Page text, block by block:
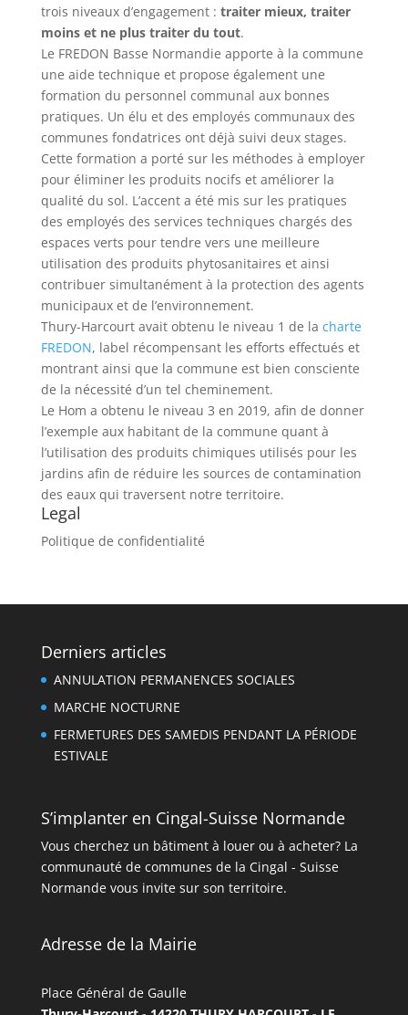
trois niveaux d’engagement : traiter mieux, traiter
moins et ne plus traiter du tout.
Le FREDON Basse Normandie apporte à la commune
une aide technique et propose également une
formation du personnel communal aux bonnes
pratiques. Un élu et des employés communaux des
communes fondatrices ont déjà suivi deux stages.
Cette formation a porté sur les méthodes à employer
pour éliminer les produits nocifs et améliorer la
qualité du sol. L’accent a été mis sur les pratiques
des employés des services techniques chargés des
espaces verts pour tendre vers une meilleure
utilisation des produits phytosanitaires et ainsi
contribuer simultanément à la protection des agents
municipaux et de l’environnement.
Thury-Harcourt avait obtenu le niveau 1 de la charte
FREDON, label récompensant les efforts effectués et
montrant ainsi que la commune est bien consciente
de la nécessité d’un tel cheminement.
Le Hom a obtenu le niveau 3 en 2019, afin de donner
l’exemple aux habitant de la commune quant à
l’utilisation des produits chimiques utilisés pour les
jardins afin de réduire les sources de contamination
des eaux qui traversent notre territoire.
Legal
Politique de confidentialité
Derniers articles
ANNULATION PERMANENCES SOCIALES
MARCHE NOCTURNE
FERMETURES DES SAMEDIS PENDANT LA PÉRIODE
ESTIVALE
S’implanter en Cingal-Suisse Normande
Vous cherchez un bâtiment à louer ou à acheter? La
communauté de communes de la Cingal - Suisse
Normande vous invite sur son territoire.
Adresse de la Mairie
Place Général de Gaulle